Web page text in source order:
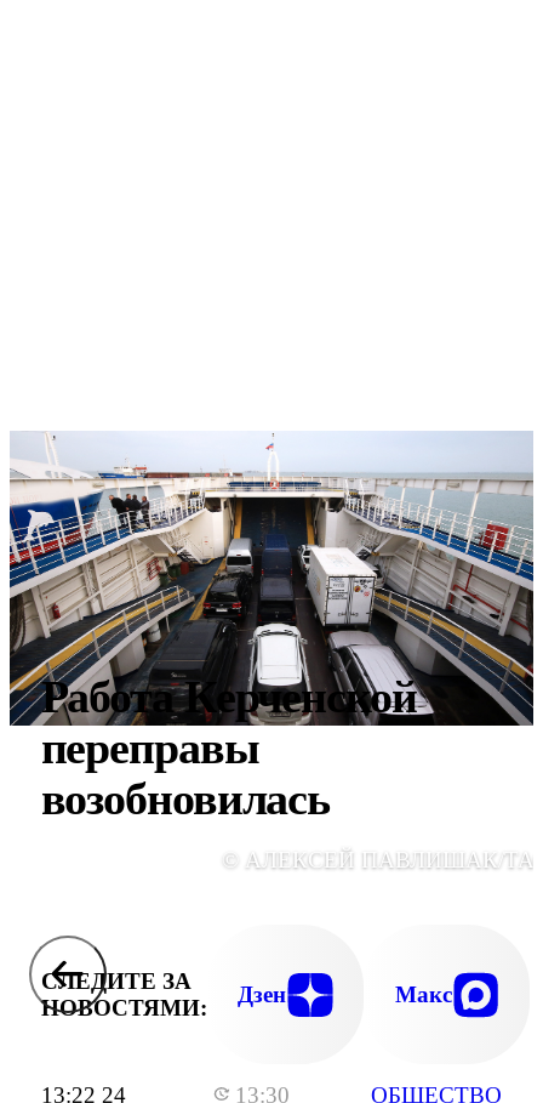
13:22 24
13:30
ОБЩЕСТВО
Работа Керченской
переправы
возобновилась
© АЛЕКСЕЙ ПАВЛИШАК/
СЛЕДИТЕ ЗА
НОВОСТЯМИ:
Дзен Макс